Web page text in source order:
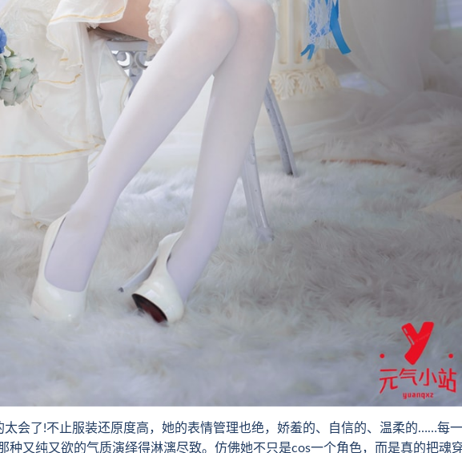
了!不止服装还原度高，她的表情管理也绝，娇羞的、自信的、温柔的……每一
种又纯又欲的气质演绎得淋漓尽致。仿佛她不只是cos一个角色，而是真的把魂